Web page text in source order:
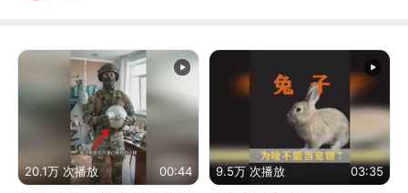
20.1万 次播放 00:44 9.5万 次播放 03:35